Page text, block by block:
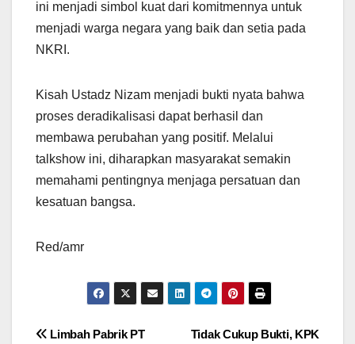
ini menjadi simbol kuat dari komitmennya untuk
menjadi warga negara yang baik dan setia pada
NKRI.
Kisah Ustadz Nizam menjadi bukti nyata bahwa
proses deradikalisasi dapat berhasil dan
membawa perubahan yang positif. Melalui
talkshow ini, diharapkan masyarakat semakin
memahami pentingnya menjaga persatuan dan
kesatuan bangsa.
Red/amr
Tidak Cukup Bukti, KPK
Limbah Pabrik PT